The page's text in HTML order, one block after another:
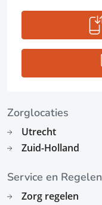
Zorglocaties
Utrecht
Zuid-Holland
Service en Regelen
Zorg regelen